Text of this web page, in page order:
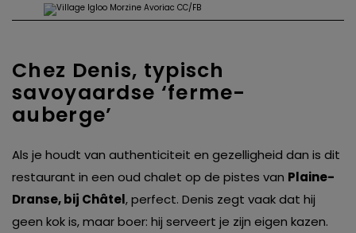
Chez Denis, typisch
savoyaardse ‘ferme-
auberge’
Als je houdt van authenticiteit en gezelligheid dan is dit
restaurant in een oud chalet op de pistes van Plaine-
Dranse, bij Châtel, perfect. Denis zegt vaak dat hij
geen kok is, maar boer: hij serveert je zijn eigen kazen.